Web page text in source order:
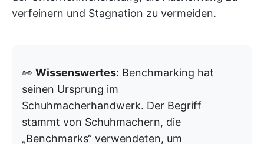
verfeinern und Stagnation zu vermeiden.
👀 Wissenswertes: Benchmarking hat
seinen Ursprung im
Schuhmacherhandwerk. Der Begriff
stammt von Schuhmachern, die
„Benchmarks“ verwendeten, um